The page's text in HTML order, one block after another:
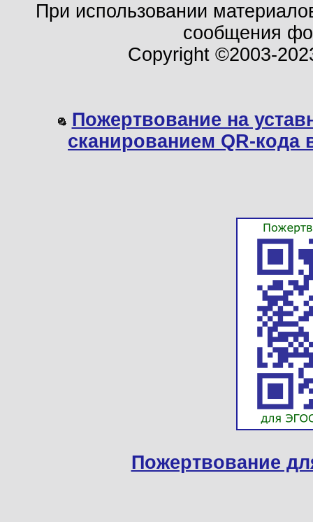
При использовании
сообщения
Copyright ©2003-
Пожертвование на
сканированием QR-
Пожертвование